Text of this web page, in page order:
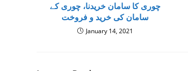
چوری کا سامان خریدنا، چوری کے
سامان کی خرید و فروخت
January 14, 2021